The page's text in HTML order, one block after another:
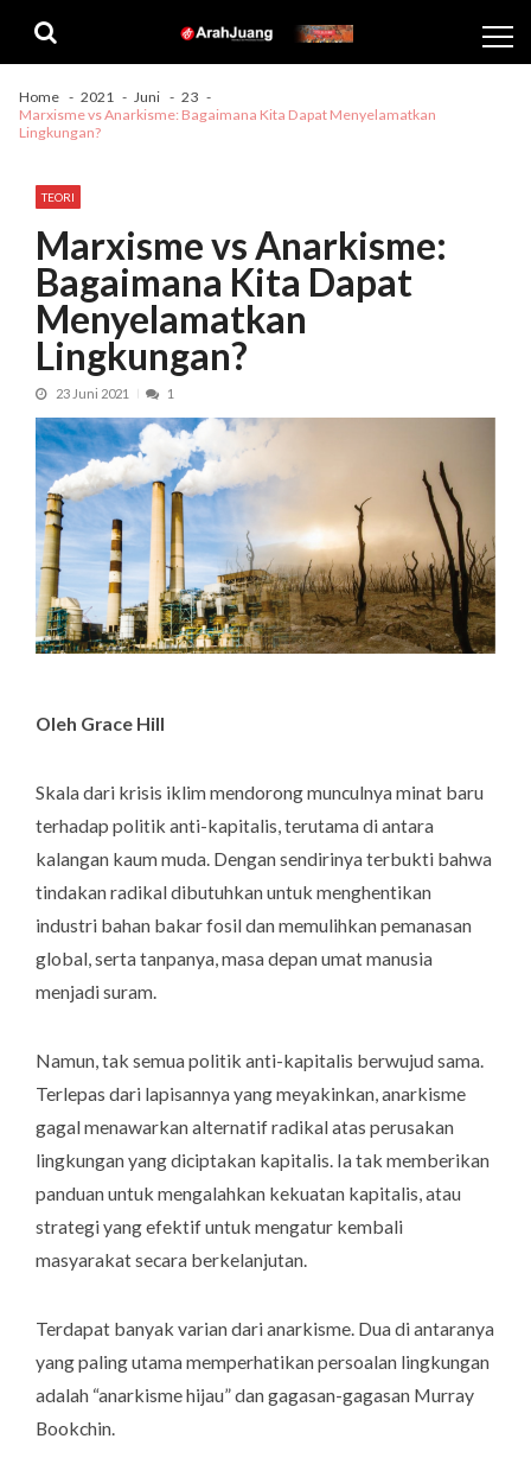
navigation
content
Home 2021 Juni
23
Marxisme vs Anarkisme: Bagaimana Kita Dapat Menyelamatkan
Lingkungan?
TEORI
Marxisme vs Anarkisme:
Bagaimana Kita Dapat
Menyelamatkan
Lingkungan?
23 Juni 2021 1
Oleh Grace Hill
Skala dari krisis iklim mendorong munculnya minat baru
terhadap politik anti-kapitalis, terutama di antara
kalangan kaum muda. Dengan sendirinya terbukti bahwa
tindakan radikal dibutuhkan untuk menghentikan
industri bahan bakar fosil dan memulihkan pemanasan
global, serta tanpanya, masa depan umat manusia
menjadi suram.
Namun, tak semua politik anti-kapitalis berwujud sama.
Terlepas dari lapisannya yang meyakinkan, anarkisme
gagal menawarkan alternatif radikal atas perusakan
lingkungan yang diciptakan kapitalis. Ia tak memberikan
panduan untuk mengalahkan kekuatan kapitalis, atau
strategi yang efektif untuk mengatur kembali
masyarakat secara berkelanjutan.
Terdapat banyak varian dari anarkisme. Dua di antaranya
yang paling utama memperhatikan persoalan lingkungan
adalah “anarkisme hijau” dan gagasan-gagasan Murray
Bookchin.